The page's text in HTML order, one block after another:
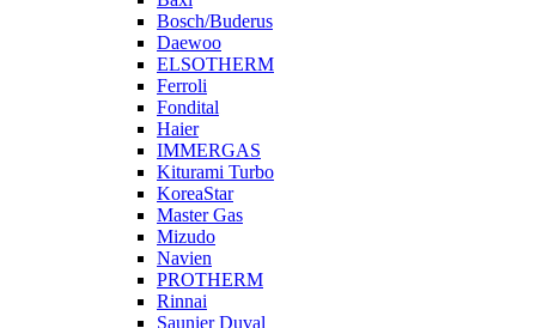
Bosch/Buderus
Daewoo
ELSOTHERM
Ferroli
Fondital
Haier
IMMERGAS
Kiturami Turbo
KoreaStar
Master Gas
Mizudo
Navien
PROTHERM
Rinnai
Saunier Duval